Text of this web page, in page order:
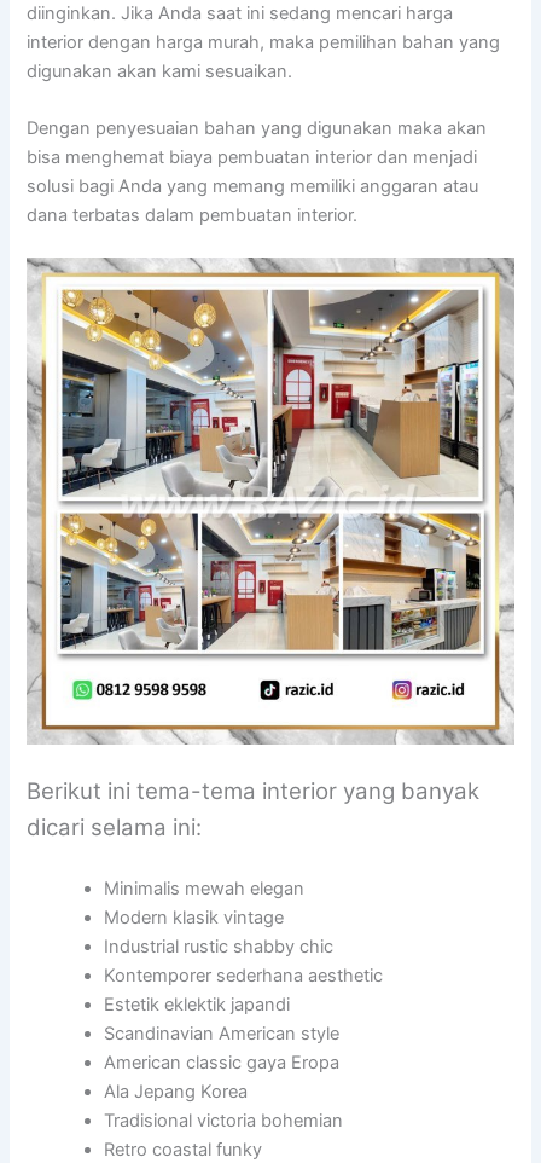
diinginkan. Jika Anda saat ini sedang mencari harga
interior dengan harga murah, maka pemilihan bahan yang
digunakan akan kami sesuaikan.
Dengan penyesuaian bahan yang digunakan maka akan
bisa menghemat biaya pembuatan interior dan menjadi
solusi bagi Anda yang memang memiliki anggaran atau
dana terbatas dalam pembuatan interior.
Berikut ini tema-tema interior yang banyak
dicari selama ini:
Minimalis mewah elegan
Modern klasik vintage
Industrial rustic shabby chic
Kontemporer sederhana aesthetic
Estetik eklektik japandi
Scandinavian American style
American classic gaya Eropa
Ala Jepang Korea
Tradisional victoria bohemian
Retro coastal funky